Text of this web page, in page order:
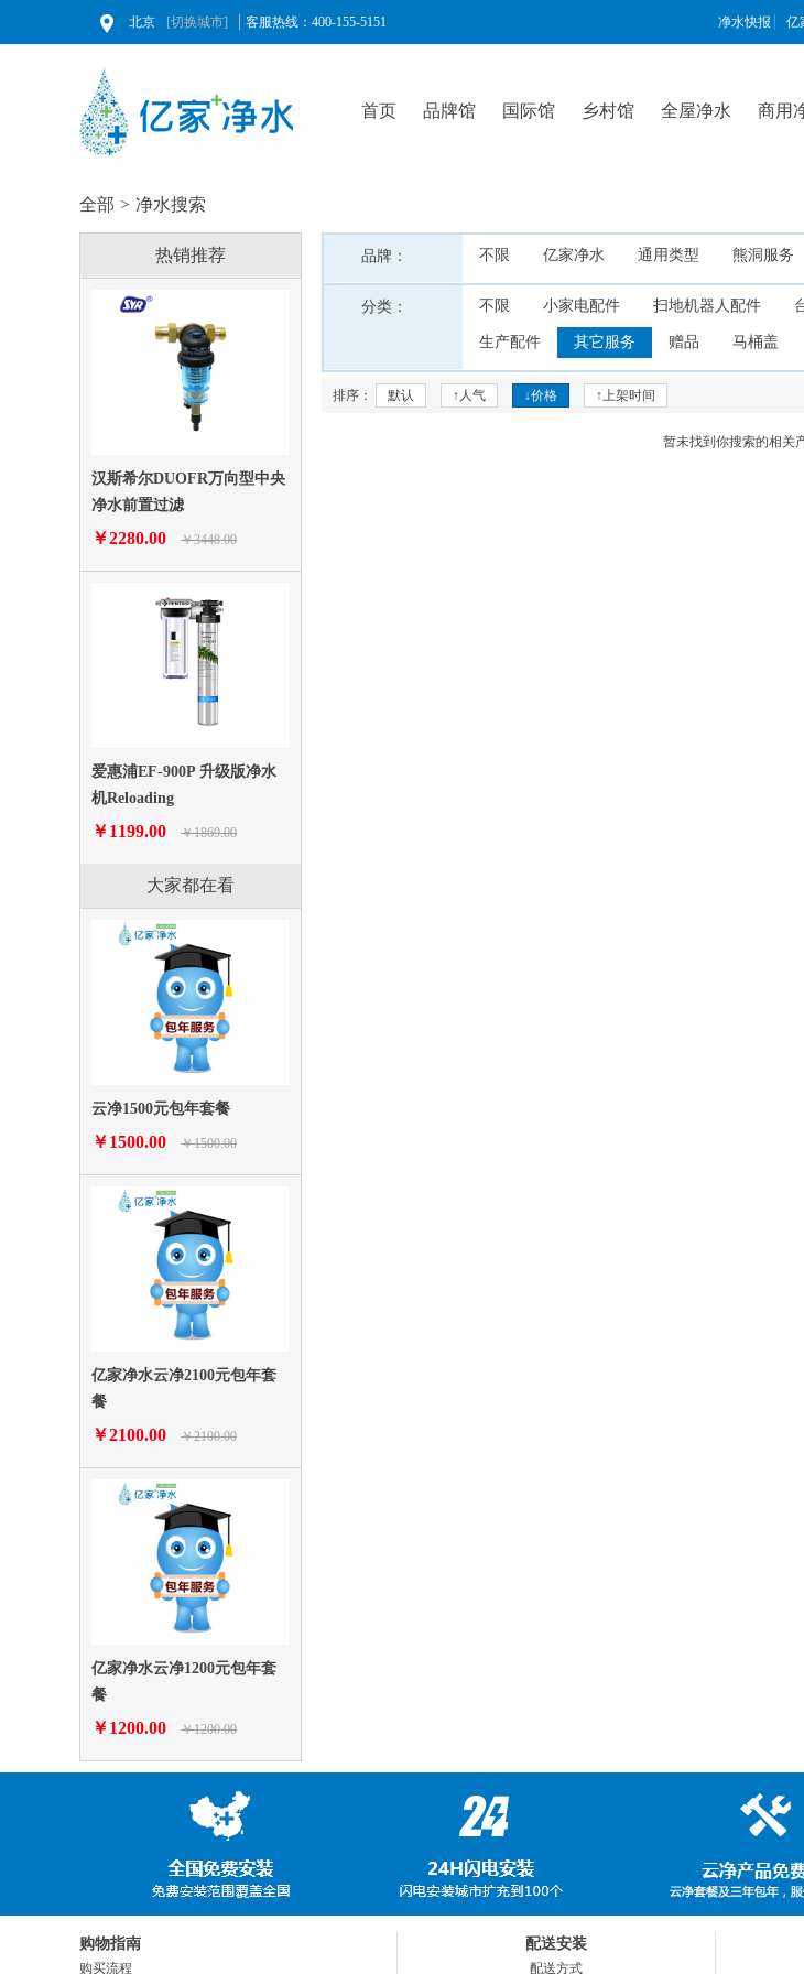
北京 [切换城市] 客服热线：400-155-5151 净水快报 亿
首页 品牌馆 国际馆 乡村馆 全屋净水 商用
全部 > 净水搜索
热销推荐
汉斯希尔DUOFR万向型中央
净水前置过滤
￥2280.00 ￥3448.00
爱惠浦EF-900P 升级版净水
机Reloading
￥1199.00 ￥1869.00
大家都在看
云净1500元包年套餐
￥1500.00 ￥1500.00
亿家净水云净2100元包年套
餐
￥2100.00 ￥2100.00
亿家净水云净1200元包年套
餐
￥1200.00 ￥1200.00
品牌： 不限 亿家净水 通用类型 熊洞服务
分类： 不限 小家电配件 扫地机器人配件
生产配件 其它服务 赠品 马桶盖
排序： 默认 ↑人气 ↓价格 ↑上架时间
暂未找到你搜索的相关
购物指南
购买流程
配送安装
配送方式